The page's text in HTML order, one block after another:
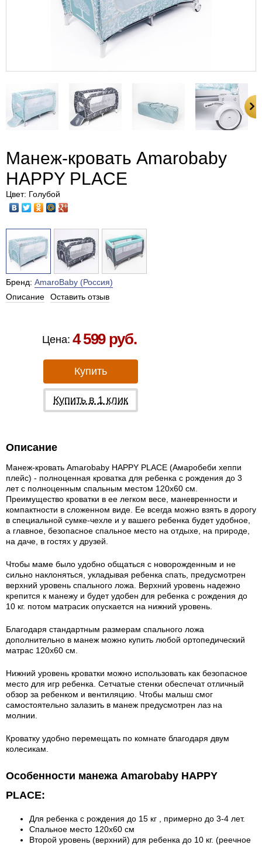
Манеж-кровать Amarobaby
HAPPY PLACE
Цвет: Голубой
Бренд: AmaroBaby (Россия)
Описание
Оставить отзыв
Цена: 4 599 руб.
Купить
Купить в 1 клик
Описание
Манеж-кровать Amarobaby HAPPY PLACE (Амаробеби хеппи
плейс) - полноценная кроватка для ребенка с рождения до 3
лет с полноценным спальным местом 120х60 см.
Преимущество кроватки в ее легком весе, маневренности и
компактности в сложенном виде. Ее всегда можно взять в дорогу
в специальной сумке-чехле и у вашего ребенка будет удобное,
а главное, безопасное спальное место на отдыхе, на природе,
на даче, в гостях у друзей.
Чтобы маме было удобно общаться с новорожденным и не
сильно наклоняться, укладывая ребенка спать, предусмотрен
верхний уровень спального ложа. Верхний уровень надежно
крепится к манежу и будет удобен для ребенка с рождения до
10 кг. потом матрасик опускается на нижний уровень.
Благодаря стандартным размерам спального ложа
дополнительно в манеж можно купить любой ортопедический
матрас 120х60 см.
Нижний уровень кроватки можно использовать как безопасное
место для игр ребенка. Сетчатые стенки обеспечат отличный
обзор за ребенком и вентиляцию. Чтобы малыш смог
самостоятельно залазить в манеж предусмотрен лаз на
молнии.
Кроватку удобно перемещать по комнате благодаря двум
колесикам.
Особенности манежа Amarobaby HAPPY
PLACE:
Для ребенка с рождения до 15 кг , примерно до 3-4 лет.
Спальное место 120х60 см
Второй уровень (верхний) для ребенка до 10 кг. (реечное